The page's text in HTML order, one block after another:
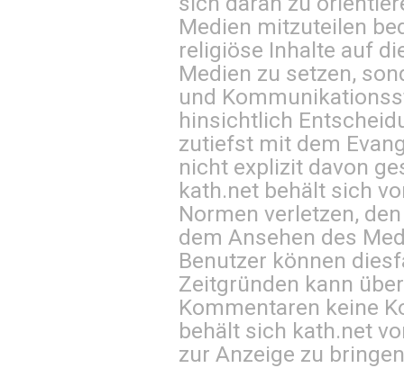
Medien mitzuteilen
religiöse Inhalte auf
Medien zu setzen,
und
hinsichtlich
zutiefst mit dem
nicht explizit davon
kath.net behält sich
Normen verletzen,
dem Ansehen des
Benutzer können
Zeitgründen kann
Kommentaren keine
behält sich kath.net
zur Anzeige zu